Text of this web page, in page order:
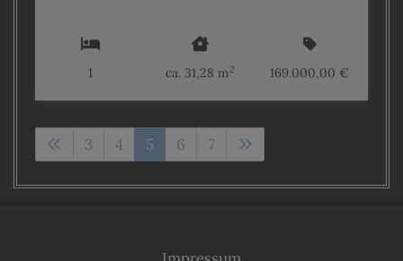
1 ca. 31,28 m2 169.000,00 €
3 4 5 6 7